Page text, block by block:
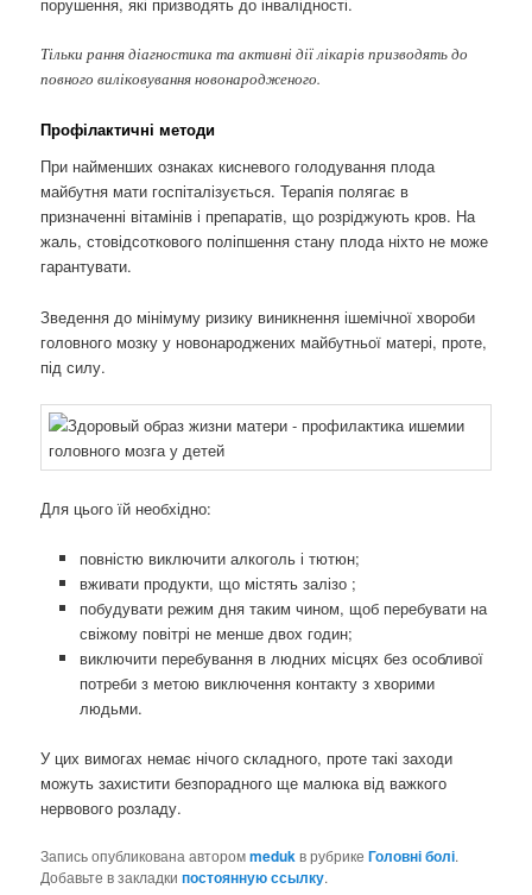
Тільки рання діагностика та активні дії лікарів призводять до
повного виліковування новонародженого.
Профілактичні методи
При найменших ознаках кисневого голодування плода
майбутня мати госпіталізується. Терапія полягає в
призначенні вітамінів і препаратів, що розріджують кров. На
жаль, стовідсоткового поліпшення стану плода ніхто не може
гарантувати.
Зведення до мінімуму ризику виникнення ішемічної хвороби
головного мозку у новонароджених майбутньої матері, проте,
під силу.
Для цього їй необхідно:
повністю виключити алкоголь і тютюн;
вживати продукти, що містять залізо ;
побудувати режим дня таким чином, щоб перебувати на
свіжому повітрі не менше двох годин;
виключити перебування в людних місцях без особливої ​​
потреби з метою виключення контакту з хворими
людьми.
У цих вимогах немає нічого складного, проте такі заходи
можуть захистити безпорадного ще малюка від важкого
нервового розладу.
Запись опубликована авторомmedukв рубрикеГоловні болі.
Добавьте в закладкипостоянную ссылку.